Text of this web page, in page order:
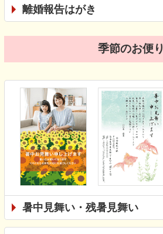
離婚報告はがき
季節のお便り
暑中見舞い・残暑見舞い